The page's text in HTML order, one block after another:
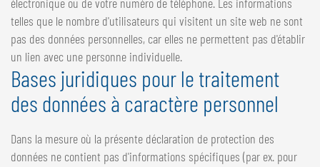
telles que le nombre d'utilisateurs qui visitent un site web ne sont
pas des données personnelles, car elles ne permettent pas d'établir
un lien avec une personne individuelle.
Bases juridiques pour le traitement
des données à caractère personnel
Dans la mesure où la présente déclaration de protection des
données ne contient pas d'informations spécifiques (par ex. pour